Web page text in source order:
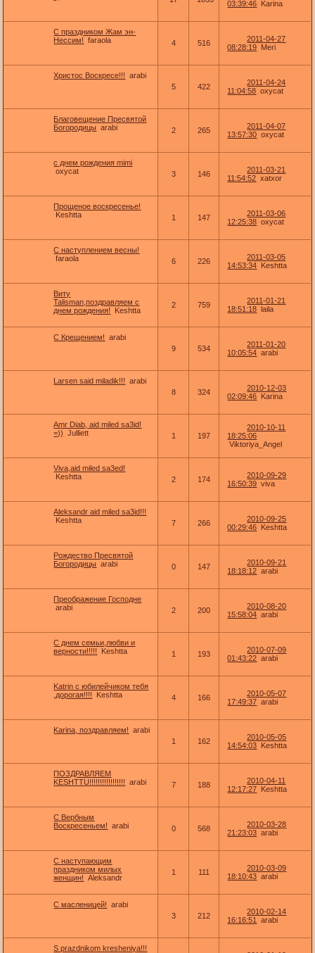
03:39:46 Karina
С праздником Жам эн-
Нессим!
faraola 4 516
2011-04-27
08:28:19 Meri
Христос Воскресе!!!
arabi
5
422
2011-04-24
11:04:58 oxycat
Благовещение Пресвятой
Богородицы arabi 2 265
2011-04-07
13:57:30 oxycat
с днем рождения mimi
oxycat
3 146
2011-03-21
11:54:52 xatxor
Прощеное воскресенье!
Keshtta
1 147
2011-03-06
12:25:38 oxycat
С наступлением весны!
faraola
6 226
2011-03-05
14:53:34 Keshtta
Виту
Talisman,поздравляем с
днем рождения!
Keshtta
2 759
2011-01-21
18:51:18 laila
С Крещением!
arabi
9
534
2011-01-20
10:05:54 arabi
Larsen said miladik!!!
arabi
8
324
2010-12-03
02:09:46 Karina
Amr Diab, aid miled sa3id!
=))
Julliett 1 197
2010-10-11
18:25:06
Viktoriya_Angel
Viva,aid miled sa3ed!
Keshtta
2 174
2010-09-29
16:50:39 viva
Aleksandr aid miled sa3id!!!
Keshtta
7 266
2010-09-25
00:29:46 Keshtta
Рождество Пресвятой
Богородицы arabi 0 147
2010-09-21
18:18:12 arabi
Преображение Господне
arabi
2 200
2010-08-20
15:58:04 arabi
С днем семьи,любви и
верности!!!!!
Keshtta 1 193
2010-07-09
01:43:22 arabi
Katrin с юбилейчиком тебя
,дорогая!!!!
Keshtta 4 166
2010-05-07
17:49:37 arabi
Karina, поздравляем!
arabi
1
162
2010-05-05
14:54:03 Keshtta
ПОЗДРАВЛЯЕМ
KESHTTU!!!!!!!!!!!!!!!!!
arabi 7 188
2010-04-11
12:17:27 Keshtta
С Вербным
Воскресеньем!
arabi 0 568
2010-03-28
21:23:03 arabi
С наступающим
праздником милых
женщин!
Aleksandr
1 111
2010-03-09
18:10:43 arabi
С масленицей!
arabi
3
212
2010-02-14
16:16:51
arabi
S prazdnikom kresheniya!!!